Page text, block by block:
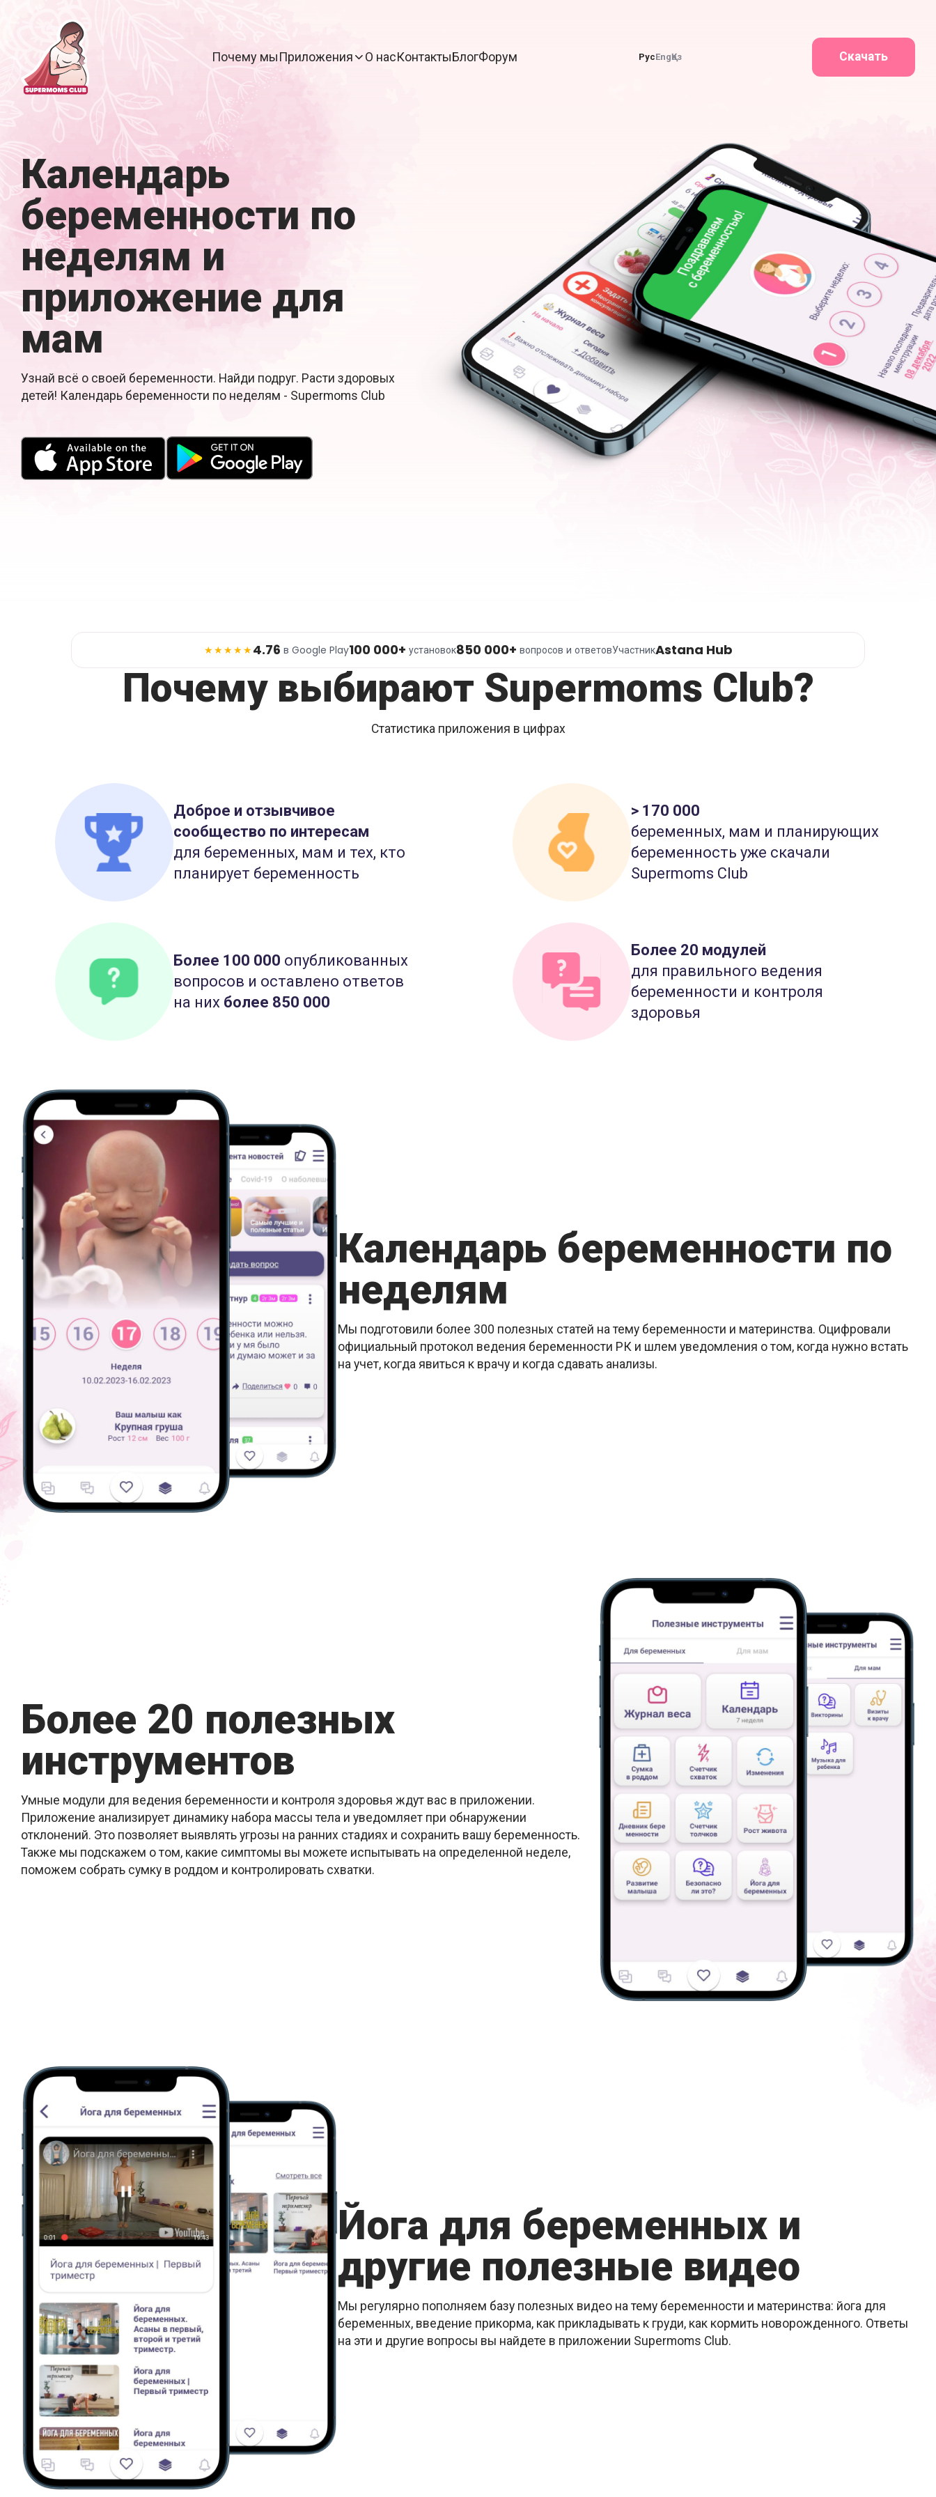
Почему мыПриложения О насКонтактыБлогФорум РусEngҚаз Скачать
Календарь
беременности по
неделям и
приложение для
мам
Узнай всё о своей беременности. Найди подруг. Расти здоровых
детей! Календарь беременности по неделям - Supermoms Club
★★★★★4.76 в Google Play100 000+ установок850 000+ вопросов и ответовУчастникAstana Hub
Почему выбирают Supermoms Club?
Статистика приложения в цифрах
Доброе и отзывчивое
сообщество по интересам
для беременных, мам и тех, кто
планирует беременность
> 170 000
беременных, мам и планирующих
беременность уже скачали
Supermoms Club
Более 100 000 опубликованных
вопросов и оставлено ответов
на них более 850 000
Более 20 модулей
для правильного ведения
беременности и контроля
здоровья
Календарь беременности по
неделям
Мы подготовили более 300 полезных статей на тему беременности и материнства. Оцифровали
официальный протокол ведения беременности РК и шлем уведомления о том, когда нужно встать
на учет, когда явиться к врачу и когда сдавать анализы.
Более 20 полезных
инструментов
Умные модули для ведения беременности и контроля здоровья ждут вас в приложении.
Приложение анализирует динамику набора массы тела и уведомляет при обнаружении
отклонений. Это позволяет выявлять угрозы на ранних стадиях и сохранить вашу беременность.
Также мы подскажем о том, какие симптомы вы можете испытывать на определенной неделе,
поможем собрать сумку в роддом и контролировать схватки.
Йога для беременных и
другие полезные видео
Мы регулярно пополняем базу полезных видео на тему беременности и материнства: йога для
беременных, введение прикорма, как прикладывать к груди, как кормить новорожденного. Ответы
на эти и другие вопросы вы найдете в приложении Supermoms Club.